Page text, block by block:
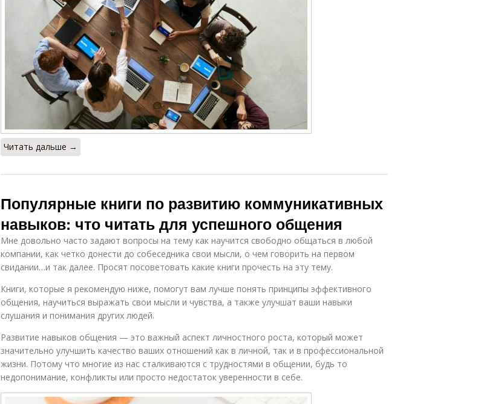
Читать дальше →
Популярные книги по развитию коммуникативных
навыков: что читать для успешного общения
Мне довольно часто задают вопросы на тему как научится свободно общаться в любой
компании, как четко донести до собеседника свои мысли, о чем говорить на первом
свидании…и так далее. Просят посоветовать какие книги прочесть на эту тему.
Книги, которые я рекомендую ниже, помогут вам лучше понять принципы эффективного
общения, научиться выражать свои мысли и чувства, а также улучшат ваши навыки
слушания и понимания других людей.
Развитие навыков общения — это важный аспект личностного роста, который может
значительно улучшить качество ваших отношений как в личной, так и в профессиональной
жизни. Потому что многие из нас сталкиваются с трудностями в общении, будь то
недопонимание, конфликты или просто недостаток уверенности в себе.